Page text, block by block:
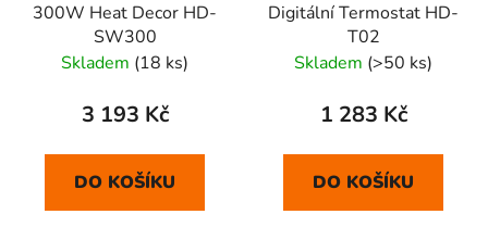
300W Heat Decor HD-
SW300
Skladem (18 ks)
3 193 Kč
DO KOŠÍKU
Digitální Termostat HD-
T02
Skladem (>50 ks)
1 283 Kč
DO KOŠÍKU